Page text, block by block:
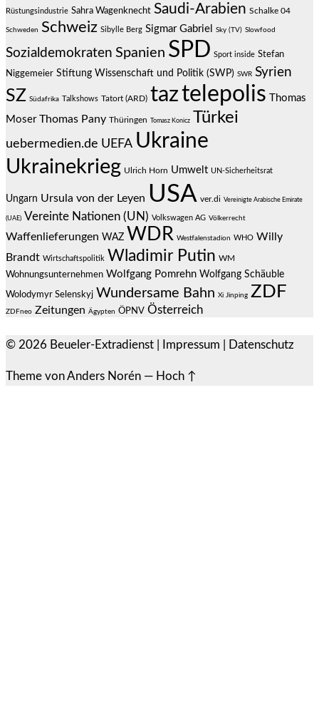
Rüstungsindustrie Sahra Wagenknecht Saudi-Arabien Schalke 04
Schweden Schweiz Sibylle Berg Sigmar Gabriel Sky (TV) Slowfood
Sozialdemokraten Spanien SPD Sport inside Stefan
Niggemeier Stiftung Wissenschaft und Politik (SWP) SWR Syrien
SZ Südafrika Talkshows Tatort (ARD) taztelepolis
Thomas
Moser Thomas Pany Thüringen Tomasz Konicz Türkei
uebermedien.de UEFA Ukraine
Ukrainekrieg Ulrich Horn Umwelt UN-Sicherheitsrat
Ungarn Ursula von der Leyen USA ver.di Vereinigte Arabische Emirate
(UAE) Vereinte Nationen (UN) Volkswagen AG Völkerrecht
Waffenlieferungen WAZ WDR Westfalenstadion WHO Willy
Brandt Wirtschaftspolitik Wladimir Putin WM
Wohnungsunternehmen Wolfgang Pomrehn Wolfgang Schäuble
Wolodymyr Selenskyj Wundersame Bahn Xi Jinping ZDF
ZDFneo Zeitungen Ägypten ÖPNV Österreich
© 2026 Beueler-Extradienst Impressum Datenschutz
Theme vonAnders Norén — Hoch ↑